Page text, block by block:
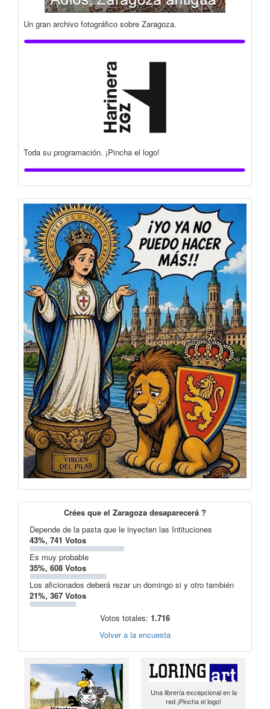
Un gran archivo fotográfico sobre Zaragoza.
Toda su programación. ¡Pincha el logo!
Crées que el Zaragoza desaparecerá ?
Depende de la pasta que le inyecten las Intituciones
43%, 741 Votos
Es muy probable
35%, 608 Votos
Los aficionados deberá rezar un domingo si y otro también
21%, 367 Votos
Votos totales: 1.716
Volver a la encuesta
Una librería excepcional en la
red ¡Pincha el logo!